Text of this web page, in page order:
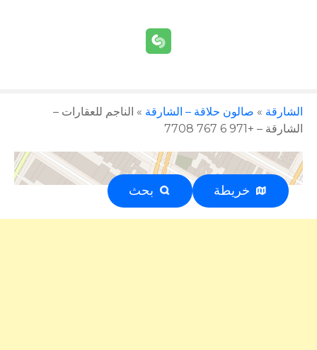
الشارقة » صالون حلاقة – الشارقة » الناجم للعقارات –
الشارقة – +971 6 767 7708
خريطة بحثإعلان